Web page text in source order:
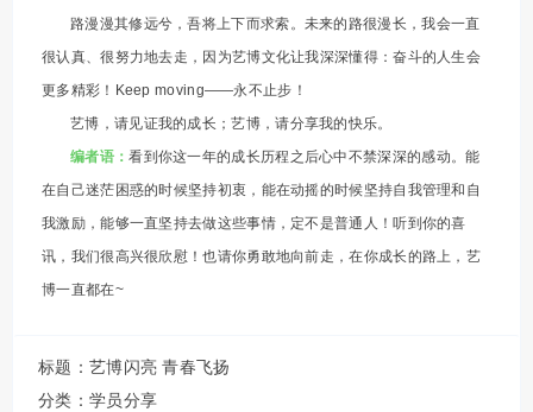
路漫漫其修远兮，吾将上下而求索。未来的路很漫长，我会一直
很认真、很努力地去走，因为艺博文化让我深深懂得：奋斗的人生会
更多精彩！Keep moving——永不止步！
艺博，请见证我的成长；艺博，请分享我的快乐。
编者语：看到你这一年的成长历程之后心中不禁深深的感动。能
在自己迷茫困惑的时候坚持初衷，能在动摇的时候坚持自我管理和自
我激励，能够一直坚持去做这些事情，定不是普通人！听到你的喜
讯，我们很高兴很欣慰！也请你勇敢地向前走，在你成长的路上，艺
博一直都在~
标题：艺博闪亮 青春飞扬
分类： 学员分享